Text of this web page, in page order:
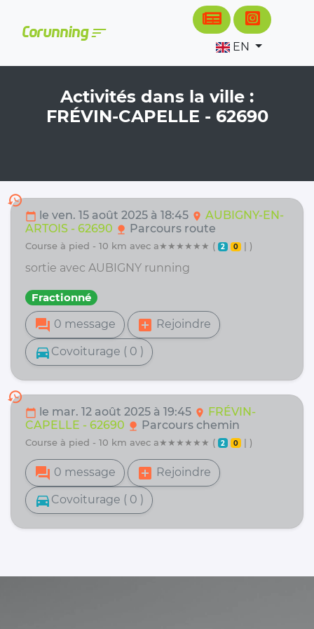
Corunningsort
EN
Activités dans la ville :
FRÉVIN-CAPELLE - 62690
history
calendar_today le ven. 15 août 2025 à 18:45 location_on AUBIGNY-EN-
ARTOIS - 62690 nature Parcours route
course à pied - 10 km avec a★★★★★★ ( 2 0 | )
sortie avec AUBIGNY running
Fractionné
forum 0 message add_box Rejoindre
directions_car Covoiturage ( 0 )
history
calendar_today le mar. 12 août 2025 à 19:45 location_on FRÉVIN-
CAPELLE - 62690 nature Parcours chemin
course à pied - 10 km avec a★★★★★★ ( 2 0 | )
forum 0 message add_box Rejoindre
directions_car Covoiturage ( 0 )